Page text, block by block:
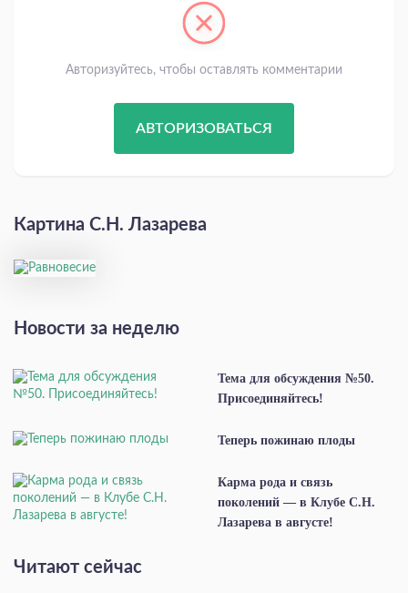
Авторизуйтесь, чтобы оставлять комментарии
АВТОРИЗОВАТЬСЯ
Картина С.Н. Лазарева
Новости за неделю
Тема для обсуждения №50.
Присоединяйтесь!
Теперь пожинаю плоды
Карма рода и связь
поколений — в Клубе С.Н.
Лазарева в августе!
Читают сейчас